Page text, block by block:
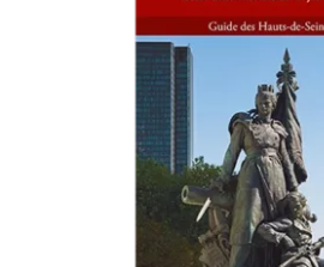
AJOUTER AU PANIER